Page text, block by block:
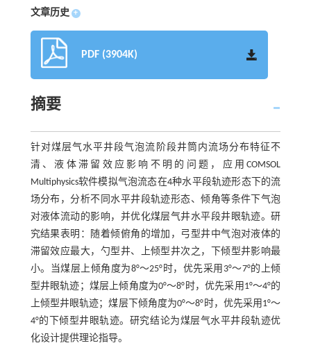
文章历史 +
PDF (3904K)
摘要
针对煤层气水平井段气泡流阶段井筒内流场分布特征不
清、液体滞留效应影响不明的问题，应用COMSOL
Multiphysics软件模拟气泡流态在4种水平段轨迹形态下的流
场分布，分析不同水平井段轨迹形态、倾角等条件下气泡
对液体流动的影响，并优化煤层气井水平段井眼轨迹。研
究结果表明：随着倾俯角的增加，弓型井中气泡对液体的
滞留效应最大，勺型井、上倾型井次之，下倾型井影响最
小。当煤层上倾角度为8°～25°时，优先采用3°～7°的上倾
型井眼轨迹；煤层上倾角度为0°～8°时，优先采用1°～4°的
上倾型井眼轨迹；煤层下倾角度为0°～8°时，优先采用1°～
4°的下倾型井眼轨迹。研究结论为煤层气水平井段轨迹优
化设计提供理论指导。